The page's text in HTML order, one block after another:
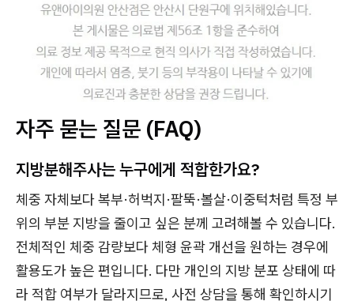
자주 묻는 질문 (FAQ)
지방분해주사는 누구에게 적합한가요?
체중 자체보다 복부·허벅지·팔뚝·볼살·이중턱처럼 특정 부
위의 부분 지방을 줄이고 싶은 분께 고려해볼 수 있습니다.
전체적인 체중 감량보다 체형 윤곽 개선을 원하는 경우에
활용도가 높은 편입니다. 다만 개인의 지방 분포 상태에 따
라 적합 여부가 달라지므로, 사전 상담을 통해 확인하시기